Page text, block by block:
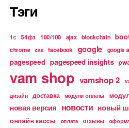
Тэги
1с 54фз 100/100 ajax blockchain
chrome css facebook google google
pagespeed pagespeed insights
vam shop vamshop 2
дизайн доставка модули оплаты
новая версия новости новый
онлайн кассы оплата отзывы